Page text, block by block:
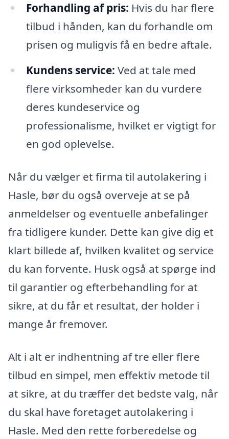
Forhandling af pris: Hvis du har flere
tilbud i hånden, kan du forhandle om
prisen og muligvis få en bedre aftale.
Kundens service: Ved at tale med
flere virksomheder kan du vurdere
deres kundeservice og
professionalisme, hvilket er vigtigt for
en god oplevelse.
Når du vælger et firma til autolakering i
Hasle, bør du også overveje at se på
anmeldelser og eventuelle anbefalinger
fra tidligere kunder. Dette kan give dig et
klart billede af, hvilken kvalitet og service
du kan forvente. Husk også at spørge ind
til garantier og efterbehandling for at
sikre, at du får et resultat, der holder i
mange år fremover.
Alt i alt er indhentning af tre eller flere
tilbud en simpel, men effektiv metode til
at sikre, at du træffer det bedste valg, når
du skal have foretaget autolakering i
Hasle. Med den rette forberedelse og